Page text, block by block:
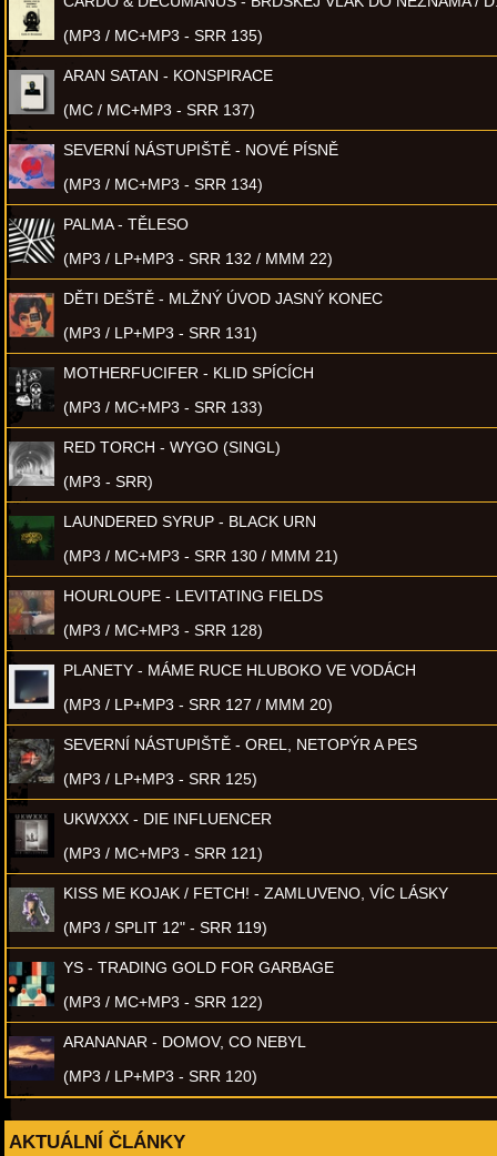
(MP3 / MC+MP3 - SRR 135)
ARAN SATAN - KONSPIRACE
(MC / MC+MP3 - SRR 137)
SEVERNÍ NÁSTUPIŠTĚ - NOVÉ PÍSNĚ
(MP3 / MC+MP3 - SRR 134)
PALMA - TĚLESO
(MP3 / LP+MP3 - SRR 132 / MMM 22)
DĚTI DEŠTĚ - MLŽNÝ ÚVOD JASNÝ KONEC
(MP3 / LP+MP3 - SRR 131)
MOTHERFUCIFER - KLID SPÍCÍCH
(MP3 / MC+MP3 - SRR 133)
RED TORCH - WYGO (SINGL)
(MP3 - SRR)
LAUNDERED SYRUP - BLACK URN
(MP3 / MC+MP3 - SRR 130 / MMM 21)
HOURLOUPE - LEVITATING FIELDS
(MP3 / MC+MP3 - SRR 128)
PLANETY - MÁME RUCE HLUBOKO VE VODÁCH
(MP3 / LP+MP3 - SRR 127 / MMM 20)
SEVERNÍ NÁSTUPIŠTĚ - OREL, NETOPÝR A PES
(MP3 / LP+MP3 - SRR 125)
UKWXXX - DIE INFLUENCER
(MP3 / MC+MP3 - SRR 121)
KISS ME KOJAK / FETCH! - ZAMLUVENO, VÍC LÁSKY
(MP3 / SPLIT 12" - SRR 119)
YS - TRADING GOLD FOR GARBAGE
(MP3 / MC+MP3 - SRR 122)
ARANANAR - DOMOV, CO NEBYL
(MP3 / LP+MP3 - SRR 120)
AKTUÁLNÍ ČLÁNKY